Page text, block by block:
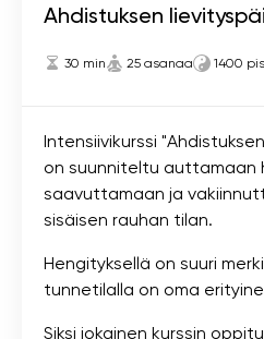
Ahdistuksen
30 min 25 asanaa 1400
Intensiivikurssi
on suunniteltu auttamaan
saavuttamaan ja
sisäisen rauhan tilan.
Hengityksellä on suuri
tunnetilalla on oma
Siksi jokainen kurssin